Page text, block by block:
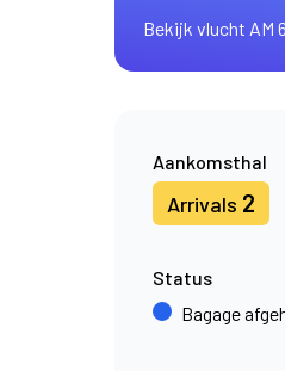
Bekijk vlucht AM
Aankomsthal
Arrivals 2
Status
Bagage